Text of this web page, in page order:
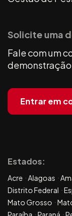
Solicite uma
Fale com um
demonstração
Entrar em
Estados:
Acre Alagoas
Distrito Federal
Mato Grosso